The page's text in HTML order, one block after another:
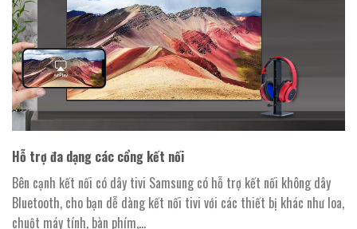
Hỗ trợ đa dạng các cổng kết nối
Bên cạnh kết nối có dây tivi Samsung có hỗ trợ kết nối không dây
Bluetooth, cho bạn dễ dàng kết nối tivi với các thiết bị khác như loa,
chuột máy tính, bàn phím,…